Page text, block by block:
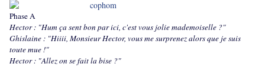
Phase A
Hector : "Hum ça sent bon par ici, c'est vous jolie mademoiselle ?"
Ghislaine : "Hiiii, Monsieur Hector, vous me surprenez alors que je suis
toute mue !"
Hector : "Allez on se fait la bise ?"